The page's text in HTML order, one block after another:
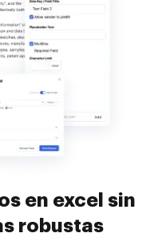
en excel sin
robustas